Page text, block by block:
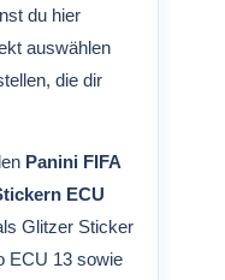
du hier
auswählen
die dir
Panini FIFA
ECU
Glitzer Sticker
ECU 13 sowie